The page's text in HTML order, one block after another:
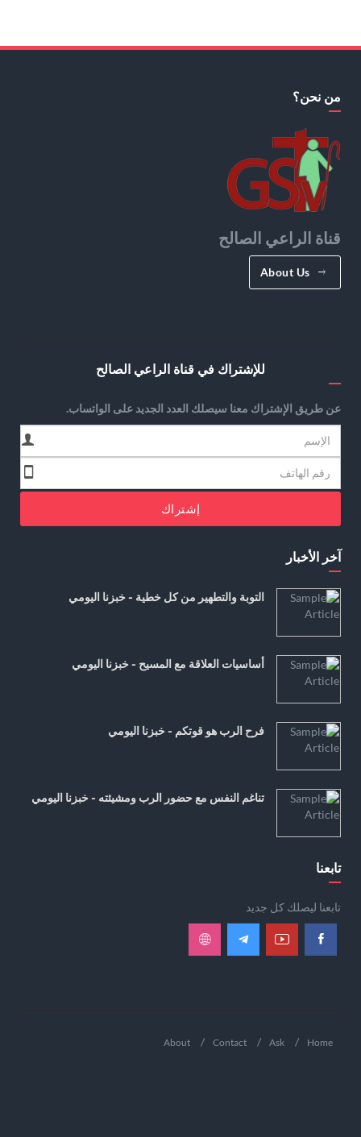
من نحن؟
قناة الراعي الصالح
About Us
للإشتراك في قناة الراعي الصالح
عن طريق الإشتراك معنا سيصلك العدد الجديد على الواتساب.
إشتراك
آخر الأخبار
التوبة والتطهير من كل خطية - خبزنا اليومي
أساسيات العلاقة مع المسيح - خبزنا اليومي
فرح الرب هو قوتكم - خبزنا اليومي
تناغم النفس مع حضور الرب ومشيئته - خبزنا اليومي
تابعنا
تابعنا ليصلك كل جديد
Home
Ask
Contact
About